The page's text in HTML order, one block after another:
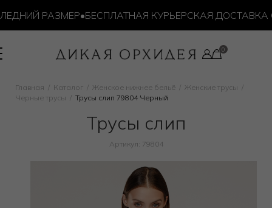
РАЗМЕР•БЕСПЛАТНАЯ КУРЬЕРСКАЯ ДОСТАВКА ОТ
Главная Каталог Женское нижнее бельё
Женские трусы
Черные трусы
Трусы слип 79804 Черный
Трусы слип
Артикул: 79804